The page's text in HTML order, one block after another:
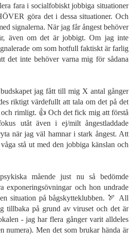
fara i socialfobiskt jobbiga situationer
göra det i dessa situationer. Och
signalerna. När jag får ångest behöver
även om det är jobbigt. Om jag inte
om som hotfull faktiskt är farlig
det inte behöver varna mig för sådana
jag fått till mig X antal gånger
riktigt värdefullt att tala om det på det
rimligt. 👍 Och det fick mig att förstå
utåt även i ej/milt ångestladdade
när jag väl hamnar i stark ångest. Att
stå ut med den jobbiga känslan och
mående just nu så bedömde
exponeringsövningar och hon undrade
situation på bågskytteklubben. 🏹 All
tillbaka på grund av viruset och det är
- jag har flera gånger varit alldeles
numera). Men det som brukar hända är